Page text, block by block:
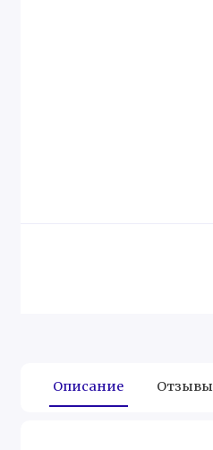
Описание Отзывы